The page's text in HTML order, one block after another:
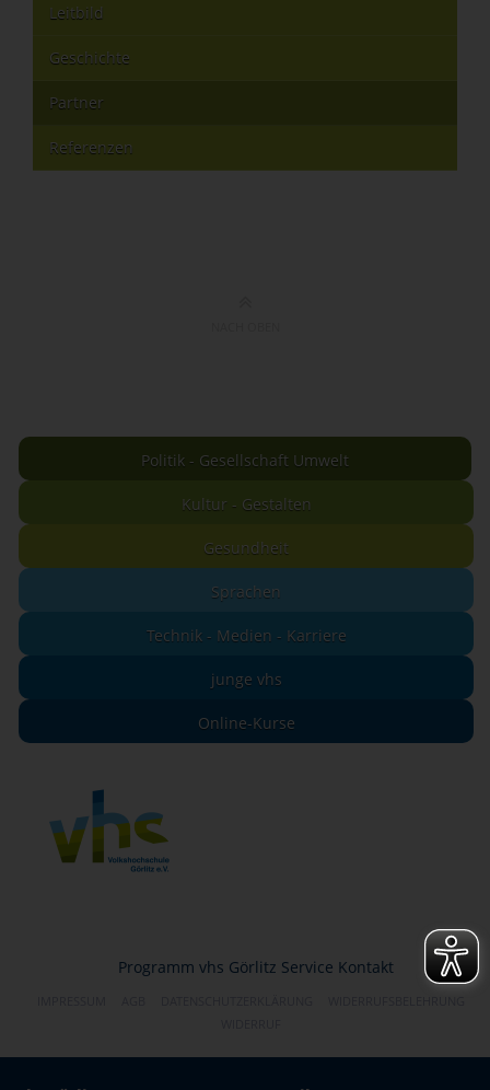
Leitbild
Geschichte
Partner
Referenzen
Politik - Gesellschaft Umwelt
Kultur - Gestalten
Gesundheit
Sprachen
Technik - Medien - Karriere
junge vhs
Online-Kurse
Programm vhs Görlitz Service Kontakt